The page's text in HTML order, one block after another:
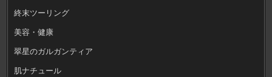
終末ツーリング
美容・健康
翠星のガルガンティア
肌ナチュール